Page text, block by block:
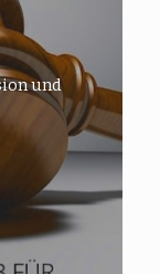
und